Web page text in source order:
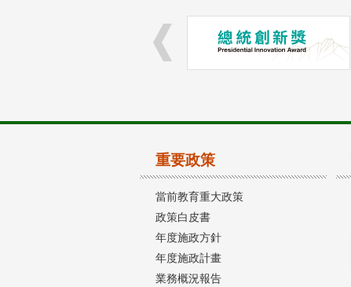
重要政策
當前教育重大政策
政策白皮書
年度施政方針
年度施政計畫
業務概況報告